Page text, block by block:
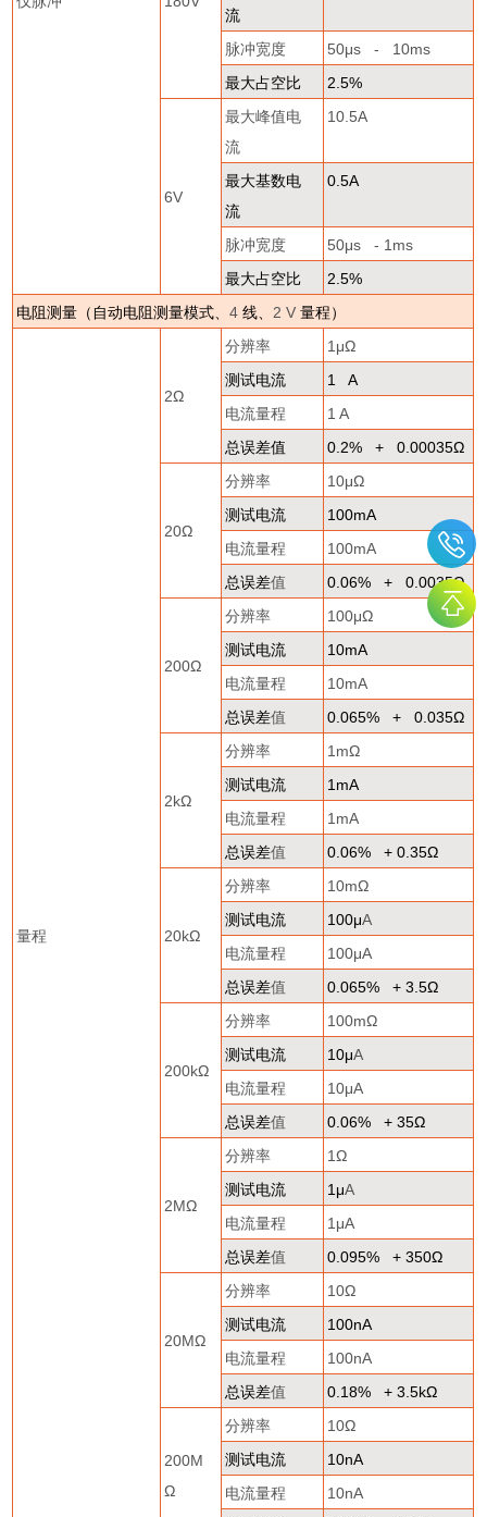
流
脉冲宽度
50μs - 10ms
最大占空比
2.5%
6V
最大峰值电
流
10.5A
最大基数电
流
0.5A
脉冲宽度 50μs - 1ms
最大占空比
2.5%
电阻测量（自动电阻测量模式、4线、2 V量程）
量程
2Ω
分辨率 1μΩ
测试电流
1 A
电流量程
1 A
总误差值
0.2% + 0.00035Ω
20Ω
分辨率 10μΩ
测试电流
100mA
电流量程
100mA
总误差值 0.06% + 0.0035Ω
200Ω
分辨率 100μΩ
测试电流
10mA
电流量程
10mA
总误差值 0.065% + 0.035Ω
2kΩ
分辨率 1mΩ
测试电流
1mA
电流量程
1mA
总误差值 0.06% + 0.35Ω
20kΩ
分辨率 10mΩ
测试电流
100μA
电流量程
100μA
总误差值 0.065% + 3.5Ω
200kΩ
分辨率 100mΩ
测试电流
10μA
电流量程
10μA
总误差值 0.06% + 35Ω
2MΩ
分辨率 1Ω
测试电流
1μA
电流量程
1μA
总误差值 0.095% + 350Ω
20MΩ
分辨率 10Ω
测试电流
100nA
电流量程
100nA
总误差值 0.18% + 3.5kΩ
200M
Ω
分辨率 10Ω
测试电流
10nA
电流量程
10nA